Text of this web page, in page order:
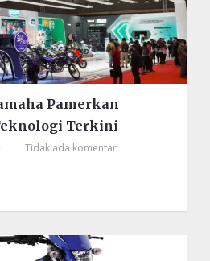
Pamerkan
Terkini
Tidak ada komentar